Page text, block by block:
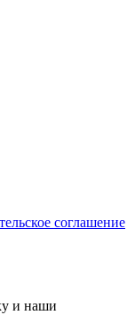
соглашение
и наши